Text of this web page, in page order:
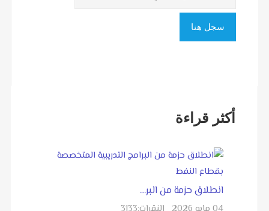
أكثر قراءة
انطلاق حزمة من البر…